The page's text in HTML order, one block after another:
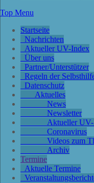
Top Menu
Startseite
Nachrichten
Aktueller UV-Index
Über uns
Partner/Unterstützer
Regeln der
Datenschutz
Aktuelles
News
Newsletter
Aktueller
Coronavirus
Videos zum
Archiv
Termine
Aktuelle Termine